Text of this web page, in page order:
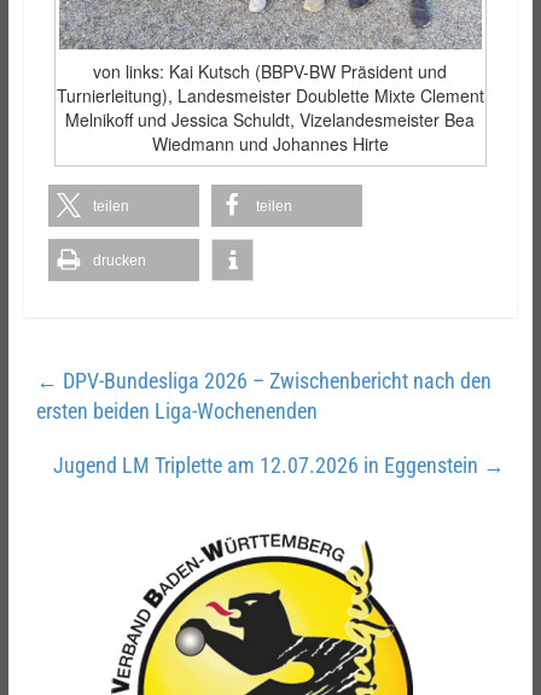
von links: Kai Kutsch (BBPV-BW Präsident und
Turnierleitung), Landesmeister Doublette Mixte Clement
Melnikoff und Jessica Schuldt, Vizelandesmeister Bea
Wiedmann und Johannes Hirte
teilen teilen
drucken
← DPV-Bundesliga 2026 – Zwischenbericht nach den
ersten beiden Liga-Wochenenden
Jugend LM Triplette am 12.07.2026 in Eggenstein →